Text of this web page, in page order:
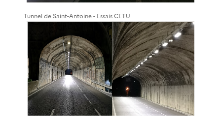
Tunnel de Saint-Antoine - Essais CETU